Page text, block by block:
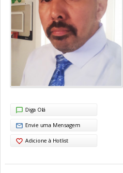
Diga Olá
Envie uma Mensagem
Adicione à Hotlist